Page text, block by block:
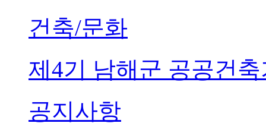
건축/문화
제4기 남해군 공공건
공지사항